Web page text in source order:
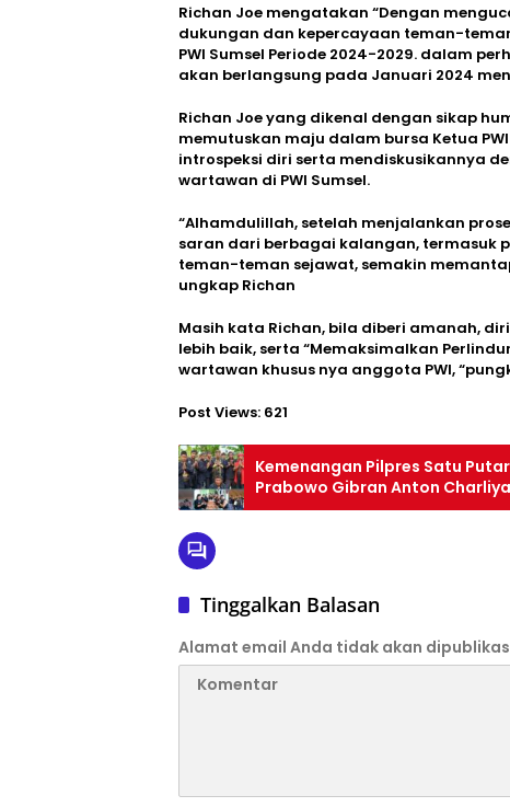
Richan Joe mengatakan “Dengan
dukungan dan kepercayaan teman-
PWI Sumsel Periode 2024-2029. dalam
akan berlangsung pada Januari 2024
Richan Joe yang dikenal dengan sikap
memutuskan maju dalam bursa Ketua
introspeksi diri serta mendiskusikannya
wartawan di PWI Sumsel.
“Alhamdulillah, setelah menjalankan
saran dari berbagai kalangan, termasuk
teman-teman sejawat, semakin
ungkap Richan
Masih kata Richan, bila diberi amanah,
lebih baik, serta “Memaksimalkan
wartawan khusus nya anggota PWI,
Post Views: 621
Kemenangan Pilpres Satu
Prabowo Gibran Anton
Tinggalkan Balasan
Alamat email Anda tidak akan